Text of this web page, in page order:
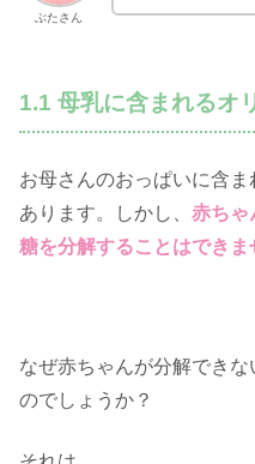
ぶたさん
1.1 母乳に含まれるオ
お母さんのおっぱいに含
あります。しかし、 赤ちゃ
糖を分解することはできま
なぜ赤ちゃんが分解でき
のでしょうか？